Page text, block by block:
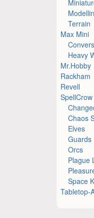
Terrain
Max Mini
Heavy
Mr.Hobby
Rackham
Revell
SpellCrow
Chaos
Elves
Guards
Orcs
Plague
Space
Tabletop-